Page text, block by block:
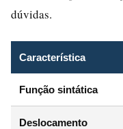
dúvidas.
Característica
Função sintática
Deslocamento